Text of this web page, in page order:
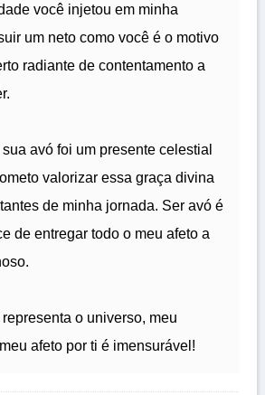
você injetou em minha
um neto como você é o motivo
radiante de contentamento a
avó foi um presente celestial
valorizar essa graça divina
de minha jornada. Ser avó é
de entregar todo o meu afeto a
o universo, meu
afeto por ti é imensurável!